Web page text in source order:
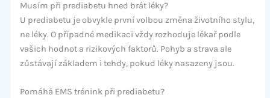
Musím při prediabetu hned brát léky?
U prediabetu je obvykle první volbou změna životního stylu,
ne léky. O případné medikaci vždy rozhoduje lékař podle
vašich hodnot a rizikových faktorů. Pohyb a strava ale
zůstávají základem i tehdy, pokud léky nasazeny jsou.
Pomáhá EMS trénink při prediabetu?